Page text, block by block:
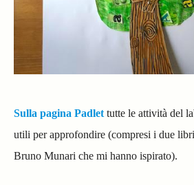
Sulla pagina Padlet tutte le attività del
utili per approfondire (compresi i due
Bruno Munari che mi hanno ispirato).